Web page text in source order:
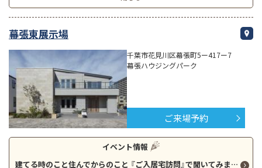
幕張東展示場
千葉市花見川区幕張町5ー417ー7
幕張ハウジングパーク
ご来場予約
イベント情報
建てる時のこと住んでからのこと 『ご入居宅訪問』で聞いてみましょう！